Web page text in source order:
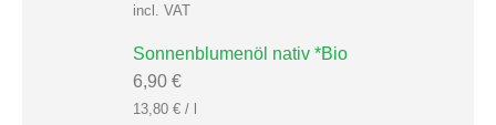
incl. VAT
Sonnenblumenöl nativ *Bio
6,90 €
13,80 € /